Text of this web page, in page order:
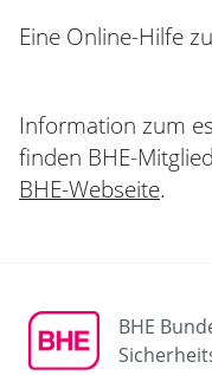
Eine Online-Hilfe
Information zum
finden BHE-
BHE-Webseite.
BHE